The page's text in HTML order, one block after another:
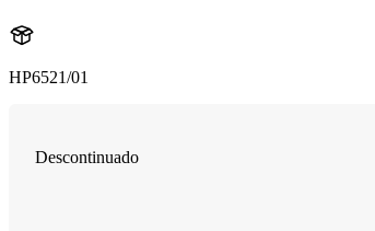
HP6521/01
Descontinuado